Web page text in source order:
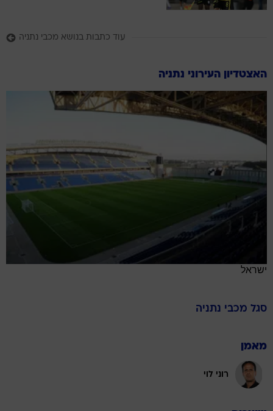
עוד כתבות בנושא מכבי נתניה
האצטדיון העירוני נתניה
ישראל
סגל מכבי נתניה
מאמן
רוני לוי